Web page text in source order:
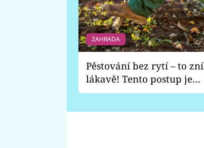
ZAHRADA
Pěstování bez rytí – to zní
lákavě! Tento postup je
vhodný jen pro některé